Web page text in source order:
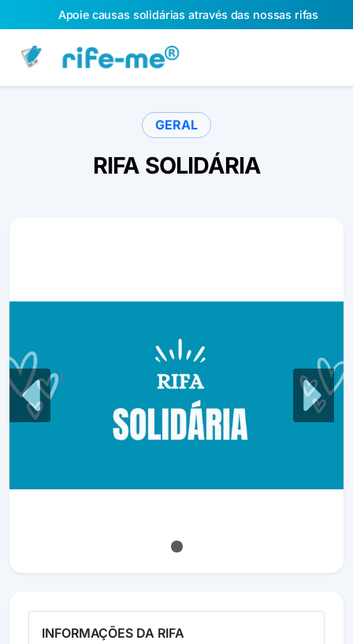
Apoie causas solidárias através das nossas rifas
GERAL
RIFA SOLIDÁRIA
Previous Next
INFORMAÇÕES DA RIFA